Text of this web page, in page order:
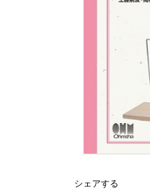
シェアする